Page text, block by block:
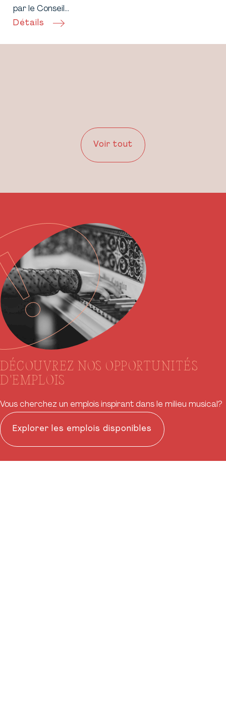
par le Conseil…
Détails
Voir tout
DÉCOUVREZ NOS OPPORTUNITÉS
D'EMPLOIS
Vous cherchez un emplois inspirant dans le milieu musical?
Explorer les emplois disponibles